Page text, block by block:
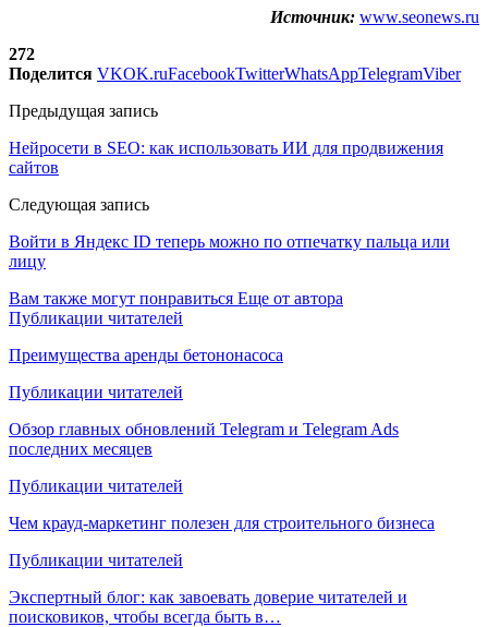
Источник: www.seonews.ru
272
Поделится VKOK.ruFacebookTwitterWhatsAppTelegramViber
Предыдущая запись
Нейросети в SEO: как использовать ИИ для продвижения
сайтов
Следующая запись
Войти в Яндекс ID теперь можно по отпечатку пальца или
лицу
Вам также могут понравиться Еще от автора
Публикации читателей
Преимущества аренды бетононасоса
Публикации читателей
Обзор главных обновлений Telegram и Telegram Ads
последних месяцев
Публикации читателей
Чем крауд-маркетинг полезен для строительного бизнеса
Публикации читателей
Экспертный блог: как завоевать доверие читателей и
поисковиков, чтобы всегда быть в…